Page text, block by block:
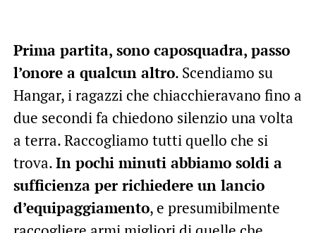
Prima partita, sono caposquadra, passo
l’onore a qualcun altro. Scendiamo su
Hangar, i ragazzi che chiacchieravano fino a
due secondi fa chiedono silenzio una volta
a terra. Raccogliamo tutti quello che si
trova.In pochi minuti abbiamo soldi a
sufficienza per richiedere un lancio
d’equipaggiamento, e presumibilmente